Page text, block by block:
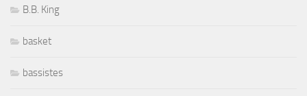
B.B. King
basket
bassistes